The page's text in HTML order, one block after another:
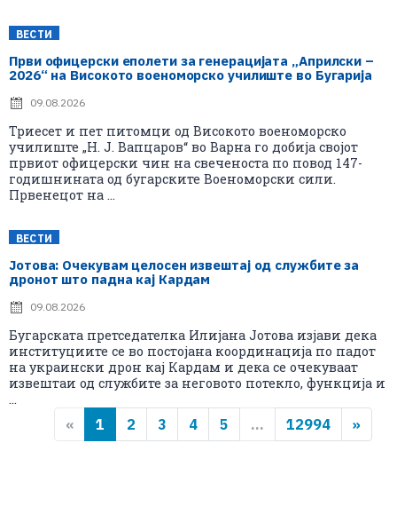
ВЕСТИ
Први офицерски еполети за генерацијата „Априлски –
2026“ на Високото военоморско училиште во Бугарија
09.08.2026
Триесет и пет питомци од Високото военоморско
училиште „Н. Ј. Вапцаров“ во Варна го добија својот
првиот офицерски чин на свеченоста по повод 147-
годишнината од бугарските Военоморски сили.
Првенецот на ...
ВЕСТИ
Јотова: Очекувам целосен извештај од службите за
дронот што падна кај Кардам
09.08.2026
Бугарската претседателка Илијана Јотова изјави дека
институциите се во постојана координација по падот
на украински дрон кај Кардам и дека се очекуваат
извештаи од службите за неговото потекло, функција и
« 1 2 3 4 5 ... 12994 »